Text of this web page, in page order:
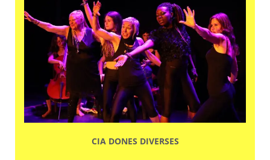
CIA DONES DIVERSES